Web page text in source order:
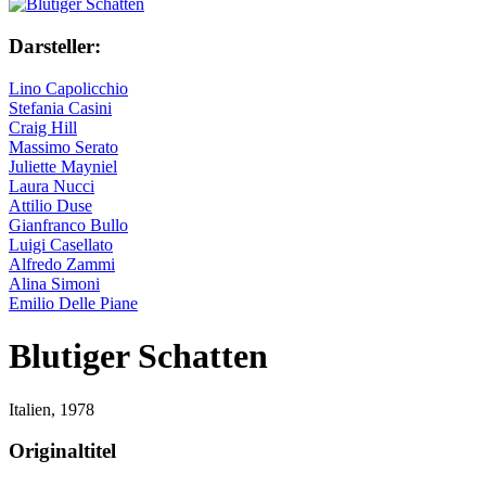
Darsteller:
Lino Capolicchio
Stefania Casini
Craig Hill
Massimo Serato
Juliette Mayniel
Laura Nucci
Attilio Duse
Gianfranco Bullo
Luigi Casellato
Alfredo Zammi
Alina Simoni
Emilio Delle Piane
Blutiger Schatten
Italien, 1978
Originaltitel